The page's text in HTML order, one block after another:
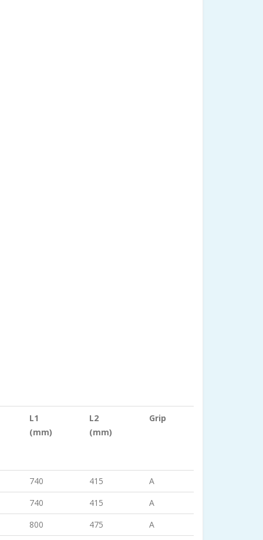
L1
(mm)
L2
(mm)
Grip
740 415
A
740
415
A
800
475 A